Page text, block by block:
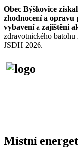
Obec Býškovice
zhodnocení a opravu
vybavení a zajištěni
zdravotnického batohu
JSDH 2026.
Místní